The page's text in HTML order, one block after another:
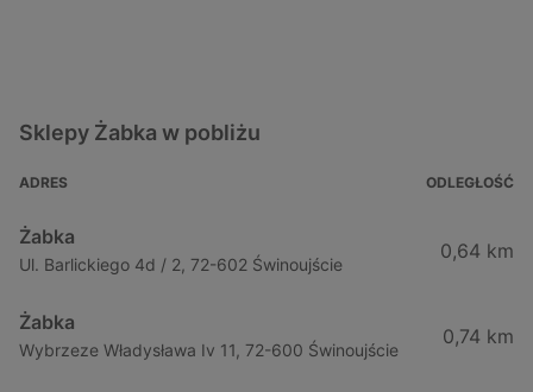
Sklepy Żabka w pobliżu
ADRES ODLEGŁOŚĆ
Żabka
Ul. Barlickiego 4d / 2, 72-602 Świnoujście
0,64 km
Żabka
Wybrzeze Władysława Iv 11, 72-600 Świnoujście
0,74 km